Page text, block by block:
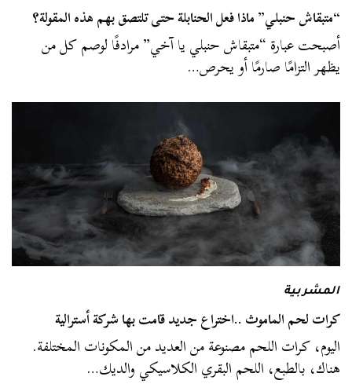
“متبقاش حنبلي” ماذا فعل الحنابلة حتى تلتصق بهم هذه المقولة؟
أصبحت عبارة “متبقاش حنبلي يا آخي” مرادفًا لوصم كل من
يظهر التزامًا صارمًا أو يحرص…
المشربية
كرات لحم الماموث ..اختراع جديد قامت بها شركة أسترالية
اليوم، كرات اللحم مصنوعة من العديد من المكونات المختلفة.
هناك، بالطبع، اللحم البقري الكلاسيكي والديك…